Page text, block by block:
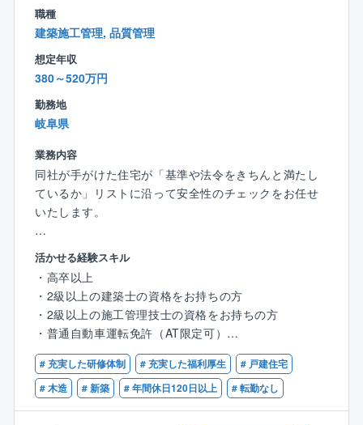
職種
建築施工管理, 品質管理
想定年収
380～520万円
勤務地
岐阜県
業務内容
同社が手がけた住宅が「基準や法令をきちんと満たし
ているか」リストに沿って安全性のチェックをお任せ
いたします。
【具体的には】
■検査業務：同社は徹底した検査で安全性の高い住宅を
提供しています。
着工から竣工まで合計で12回行う検査のうち9回の検査
を担当していただきます。
＜9回の検査項目＞
■配置確認検査■出来形検査■土台検査
■上棟検査■断熱検査■ボード検査
■外装検査■木完検査■完了検査
活かせる経験スキル
・高卒以上
・2級以上の建築士の資格をお持ちの方
・2級以上の施工管理技士の資格をお持ちの方
・普通自動車運転免許（AT限定可）
★建築や現場の経験・知識はゼロでOK！
# 充実した研修体制 # 充実した福利厚生
# 戸建住宅
# 木造
# 新築 # 年間休日120日以上 # 転勤なし